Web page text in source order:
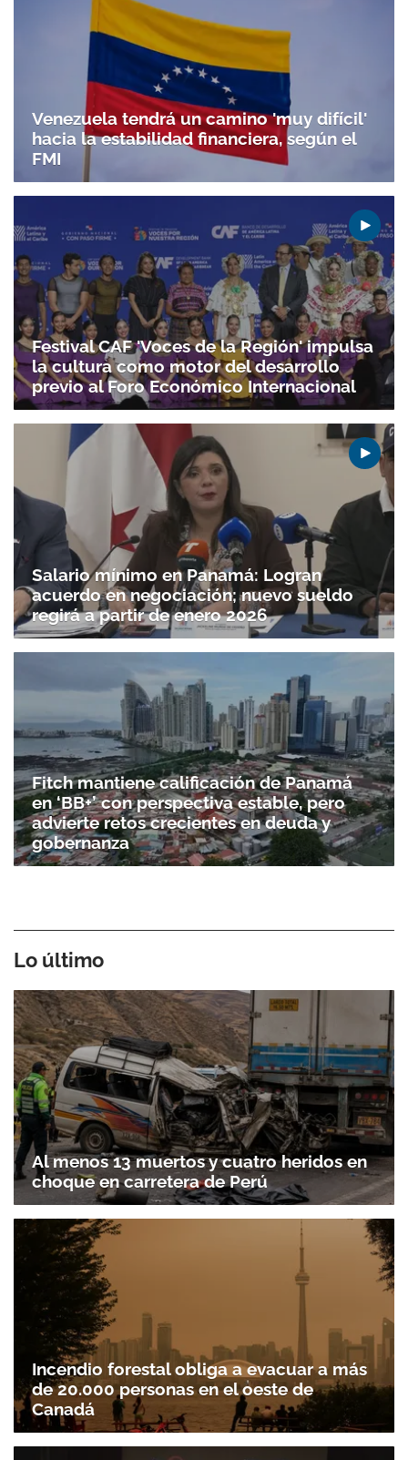
Venezuela tendrá un camino 'muy difícil'
hacia la estabilidad financiera, según el
FMI
Festival CAF 'Voces de la Región' impulsa
la cultura como motor del desarrollo
previo al Foro Económico Internacional
Salario mínimo en Panamá: Logran
acuerdo en negociación; nuevo sueldo
regirá a partir de enero 2026
Fitch mantiene calificación de Panamá
en ‘BB+’ con perspectiva estable, pero
advierte retos crecientes en deuda y
gobernanza
Lo último
Al menos 13 muertos y cuatro heridos en
choque en carretera de Perú
Incendio forestal obliga a evacuar a más
de 20.000 personas en el oeste de
Canadá